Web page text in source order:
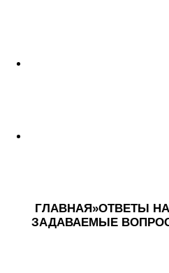
ГЛАВНАЯ»ОТВЕТЫ
ЗАДАВАЕМЫЕ